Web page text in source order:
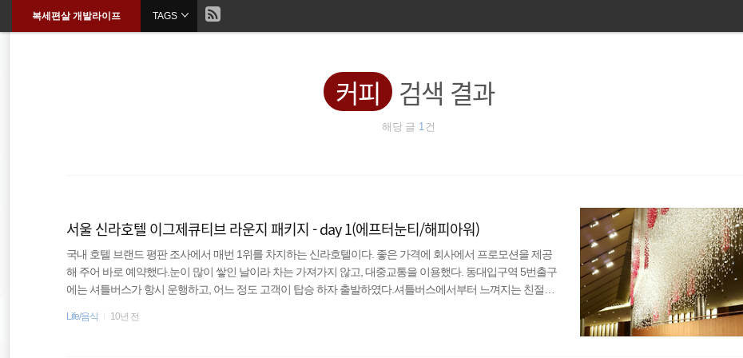
문
복세편살 개발라이프 현
TAGS
커피 검색 결과
해당 글 1건
서울 신라호텔 이그제큐티브 라운지 패키지 - day 1(에프터눈티/해피아워)
국내 호텔 브랜드 평판 조사에서 매번 1위를 차지하는 신라호텔이다. 좋은 가격에 회사에서 프로모션을 제공
해 주어 바로 예약했다.눈이 많이 쌓인 날이라 차는 가져가지 않고, 대중교통을 이용했다. 동대입구역 5번출구
에는 셔틀버스가 항시 운행하고, 어느 정도 고객이 탑승 하자 출발하였다.셔틀버스에서부터 느껴지는 친절함
양식 건물과 한식 건물이 완벽한 조화를 이룬 묘한 느낌이었다.(눈까지 와서 더 분위기 있었다.) 이그제큐티브
Life/음식 10년 전
Spring Boot
HTML5